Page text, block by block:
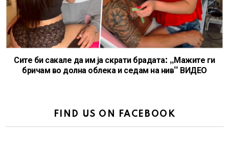
Сите би сакале да им ја скрати брадата: „Мажите ги
бричам во долна облека и седам на нив“ ВИДЕО
FIND US ON FACEBOOK